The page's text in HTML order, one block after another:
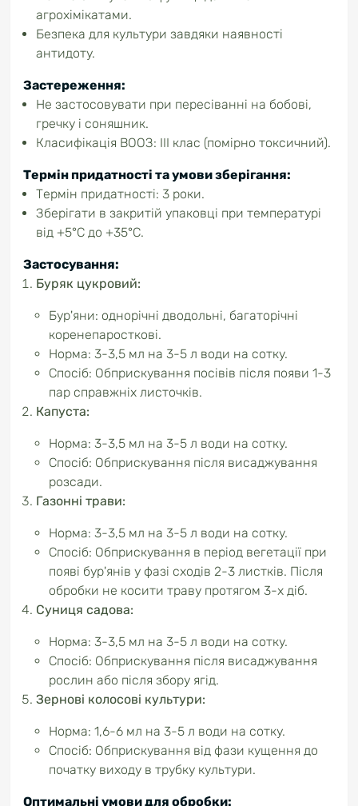
агрохімікатами.
Безпека для культури завдяки наявності
антидоту.
Застереження:
Не застосовувати при пересіванні на бобові,
гречку і соняшник.
Класифікація ВООЗ: ІІІ клас (помірно токсичний).
Термін придатності та умови зберігання:
Термін придатності: 3 роки.
Зберігати в закритій упаковці при температурі
від +5°C до +35°C.
Застосування:
Буряк цукровий:
Бур'яни: однорічні дводольні, багаторічні
коренепаросткові.
Норма: 3-3,5 мл на 3-5 л води на сотку.
Спосіб: Обприскування посівів після появи 1-3
пар справжніх листочків.
Капуста:
Норма: 3-3,5 мл на 3-5 л води на сотку.
Спосіб: Обприскування після висаджування
розсади.
Газонні трави:
Норма: 3-3,5 мл на 3-5 л води на сотку.
Спосіб: Обприскування в період вегетації при
появі бур'янів у фазі сходів 2-3 листків. Після
обробки не косити траву протягом 3-х діб.
Суниця садова:
Норма: 3-3,5 мл на 3-5 л води на сотку.
Спосіб: Обприскування після висаджування
рослин або після збору ягід.
Зернові колосові культури:
Норма: 1,6-6 мл на 3-5 л води на сотку.
Спосіб: Обприскування від фази кущення до
початку виходу в трубку культури.
Оптимальні умови для обробки: